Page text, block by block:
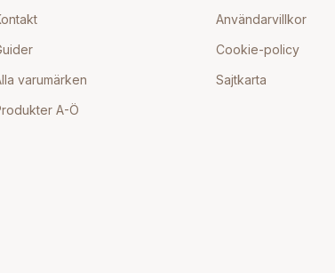
varumärken
A-Ö
Användarvillkor
Cookie-policy
Sajtkarta